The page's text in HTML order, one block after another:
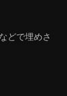
どで埋めさ